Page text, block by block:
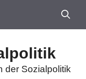
der Sozialpolitik